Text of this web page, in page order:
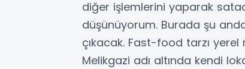
diğer işlemlerini yaparak
düşünüyorum. Burada şu
çıkacak. Fast-food tarzı yerel
Melikgazi adı altında kendi